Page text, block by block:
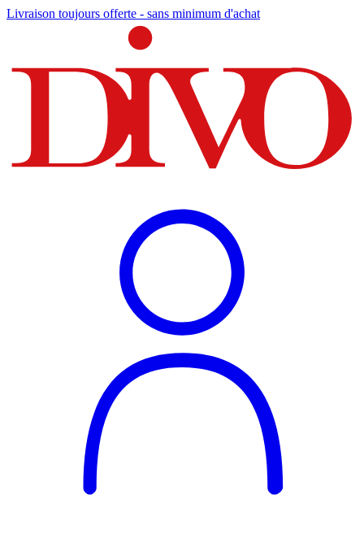
Livraison toujours offerte - sans minimum d'achat